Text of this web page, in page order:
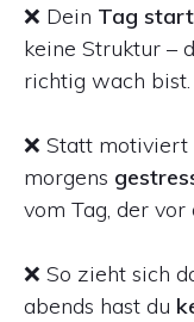
❌ Dein Tag
keine Struktur –
richtig wach bist.
❌ Statt motiviert
morgens
vom Tag, der vor
❌ So zieht sich
abends hast du